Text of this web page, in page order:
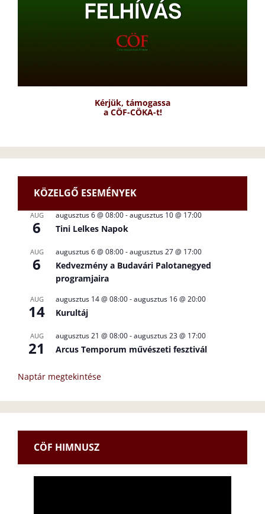
Kérjük, támogassa
a CÖF-CÖKA-t!
KÖZELGŐ ESEMÉNYEK
AUG
6
augusztus 6 @ 08:00-augusztus 10 @ 17:00
Tini Lelkes Napok
AUG
6
augusztus 6 @ 08:00-augusztus 27 @ 17:00
Kedvezmény a Budavári Palotanegyed
programjaira
AUG
14
augusztus 14 @ 08:00-augusztus 16 @ 20:00
Kurultáj
AUG
21
augusztus 21 @ 08:00-augusztus 23 @ 17:00
Arcus Temporum művészeti fesztivál
Naptár megtekintése
CÖF HIMNUSZ